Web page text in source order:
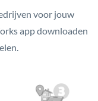
voor jouw
app downloaden